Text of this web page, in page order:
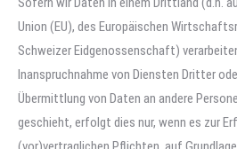
Union (EU), des Europäischen
Schweizer Eidgenossenschaft)
Inanspruchnahme von Diensten Dritter
Übermittlung von Daten an andere
geschieht, erfolgt dies nur, wenn es zur